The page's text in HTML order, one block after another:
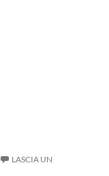
LASCIA UN